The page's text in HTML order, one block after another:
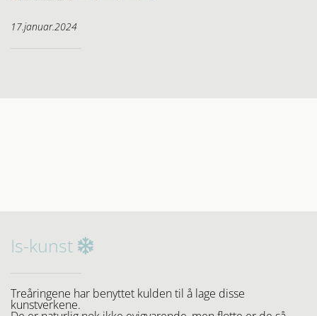
17.januar.2024
Is-kunst 
Treåringene har benyttet kulden til å lage disse
kunstverkene.